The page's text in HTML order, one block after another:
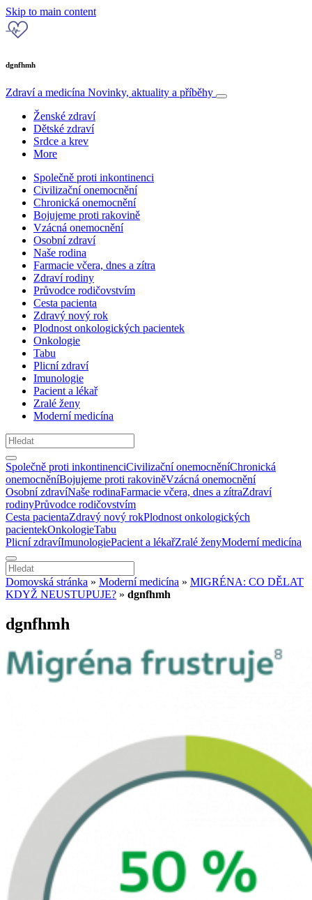
Skip to main content
dgnfhmh
Zdraví a medicína Novinky, aktuality a příběhy
Ženské zdraví
Dětské zdraví
Srdce a krev
More
Společně proti inkontinenci
Civilizační onemocnění
Chronická onemocnění
Bojujeme proti rakovině
Vzácná onemocnění
Osobní zdraví
Naše rodina
Farmacie včera, dnes a zítra
Zdraví rodiny
Průvodce rodičovstvím
Cesta pacienta
Zdravý nový rok
Plodnost onkologických pacientek
Onkologie
Tabu
Plicní zdraví
Imunologie
Pacient a lékař
Zralé ženy
Moderní medicína
Společně proti inkontinenciCivilizační onemocněníChronická
onemocněníBojujeme proti rakoviněVzácná onemocnění
Osobní zdravíNaše rodinaFarmacie včera, dnes a zítraZdraví
rodinyPrůvodce rodičovstvím
Cesta pacientaZdravý nový rokPlodnost onkologických
pacientekOnkologieTabu
Plicní zdravíImunologiePacient a lékařZralé ženyModerní medicína
Domovská stránka » Moderní medicína » MIGRÉNA: CO DĚLAT
KDYŽ NEUSTUPUJE? » dgnfhmh
dgnfhmh